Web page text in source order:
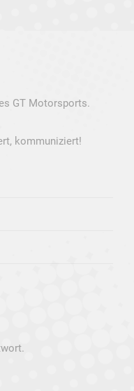
GT Motorsports.
kommuniziert!